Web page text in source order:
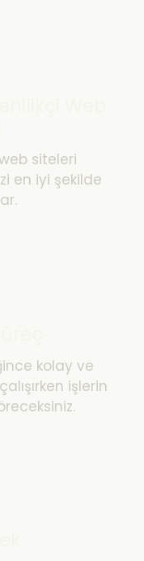
siteleri
en iyi şekilde
kolay ve
işlerin